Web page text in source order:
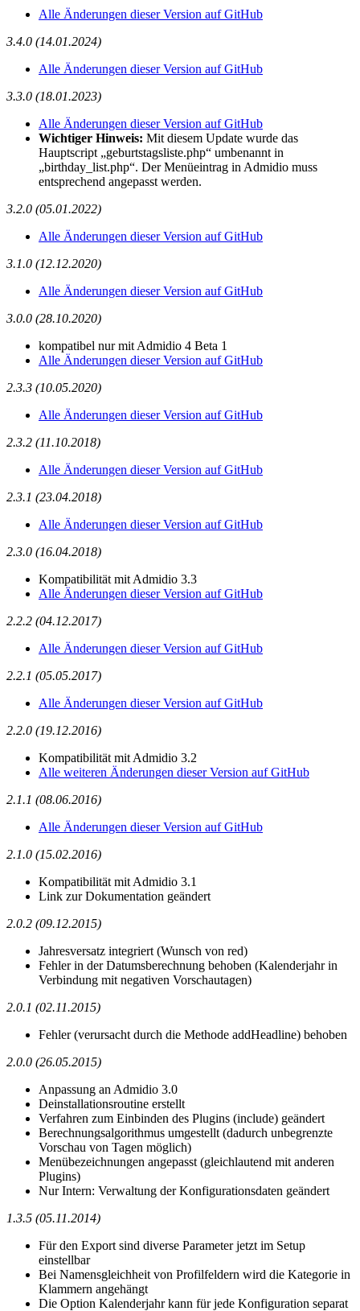
Alle Änderungen dieser Version auf GitHub
3.4.0 (14.01.2024)
Alle Änderungen dieser Version auf GitHub
3.3.0 (18.01.2023)
Alle Änderungen dieser Version auf GitHub
Wichtiger Hinweis: Mit diesem Update wurde das
Hauptscript „geburtstagsliste.php“ umbenannt in
„birthday_list.php“. Der Menüeintrag in Admidio muss
entsprechend angepasst werden.
3.2.0 (05.01.2022)
Alle Änderungen dieser Version auf GitHub
3.1.0 (12.12.2020)
Alle Änderungen dieser Version auf GitHub
3.0.0 (28.10.2020)
kompatibel nur mit Admidio 4 Beta 1
Alle Änderungen dieser Version auf GitHub
2.3.3 (10.05.2020)
Alle Änderungen dieser Version auf GitHub
2.3.2 (11.10.2018)
Alle Änderungen dieser Version auf GitHub
2.3.1 (23.04.2018)
Alle Änderungen dieser Version auf GitHub
2.3.0 (16.04.2018)
Kompatibilität mit Admidio 3.3
Alle Änderungen dieser Version auf GitHub
2.2.2 (04.12.2017)
Alle Änderungen dieser Version auf GitHub
2.2.1 (05.05.2017)
Alle Änderungen dieser Version auf GitHub
2.2.0 (19.12.2016)
Kompatibilität mit Admidio 3.2
Alle weiteren Änderungen dieser Version auf GitHub
2.1.1 (08.06.2016)
Alle Änderungen dieser Version auf GitHub
2.1.0 (15.02.2016)
Kompatibilität mit Admidio 3.1
Link zur Dokumentation geändert
2.0.2 (09.12.2015)
Jahresversatz integriert (Wunsch von red)
Fehler in der Datumsberechnung behoben (Kalenderjahr in
Verbindung mit negativen Vorschautagen)
2.0.1 (02.11.2015)
Fehler (verursacht durch die Methode addHeadline) behoben
2.0.0 (26.05.2015)
Anpassung an Admidio 3.0
Deinstallationsroutine erstellt
Verfahren zum Einbinden des Plugins (include) geändert
Berechnungsalgorithmus umgestellt (dadurch unbegrenzte
Vorschau von Tagen möglich)
Menübezeichnungen angepasst (gleichlautend mit anderen
Plugins)
Nur Intern: Verwaltung der Konfigurationsdaten geändert
1.3.5 (05.11.2014)
Für den Export sind diverse Parameter jetzt im Setup
einstellbar
Bei Namensgleichheit von Profilfeldern wird die Kategorie in
Klammern angehängt
Die Option Kalenderjahr kann für jede Konfiguration separat